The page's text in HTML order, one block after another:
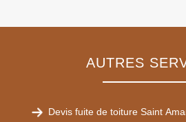
AUTRES
Devis fuite de toiture Saint